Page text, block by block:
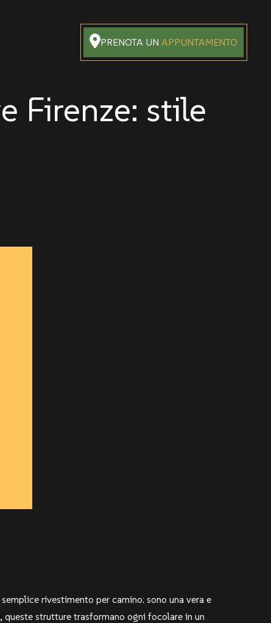
PRENOTA UN APPUNTAMENTO
Firenze: stile
rivestimento per camino: sono una vera e
strutture trasformano ogni focolare in un